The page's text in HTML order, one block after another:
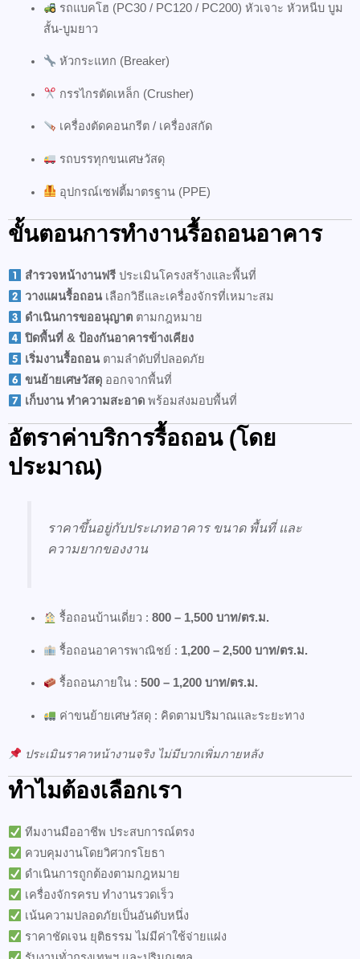
รถแบคโฮ (PC30 / PC120 / PC200) หัวเจาะ หัวหนีบ บูม
สั้น-บูมยาว
หัวกระแทก (Breaker)
กรรไกรตัดเหล็ก (Crusher)
เครื่องตัดคอนกรีต / เครื่องสกัด
รถบรรทุกขนเศษวัสดุ
อุปกรณ์เซฟตี้มาตรฐาน (PPE)
ขั้นตอนการทำงานรื้อถอนอาคาร
สำรวจหน้างานฟรีประเมินโครงสร้างและพื้นที่
วางแผนรื้อถอนเลือกวิธีและเครื่องจักรที่เหมาะสม
ดำเนินการขออนุญาตตามกฎหมาย
ปิดพื้นที่ & ป้องกันอาคารข้างเคียง
เริ่มงานรื้อถอนตามลำดับที่ปลอดภัย
ขนย้ายเศษวัสดุออกจากพื้นที่
เก็บงาน ทำความสะอาดพร้อมส่งมอบพื้นที่
อัตราค่าบริการรื้อถอน (โดย
ประมาณ)
ราคาขึ้นอยู่กับประเภทอาคาร ขนาด พื้นที่ และ
ความยากของงาน
รื้อถอนบ้านเดี่ยว :800 – 1,500 บาท/ตร.ม.
รื้อถอนอาคารพาณิชย์ : 1,200 – 2,500 บาท/ตร.ม.
รื้อถอนภายใน :500 – 1,200 บาท/ตร.ม.
ค่าขนย้ายเศษวัสดุ : คิดตามปริมาณและระยะทาง
ประเมินราคาหน้างานจริง ไม่มีบวกเพิ่มภายหลัง
ทำไมต้องเลือกเรา
ทีมงานมืออาชีพ ประสบการณ์ตรง
ควบคุมงานโดยวิศวกรโยธา
ดำเนินการถูกต้องตามกฎหมาย
เครื่องจักรครบ ทำงานรวดเร็ว
เน้นความปลอดภัยเป็นอันดับหนึ่ง
ราคาชัดเจน ยุติธรรม ไม่มีค่าใช้จ่ายแฝง